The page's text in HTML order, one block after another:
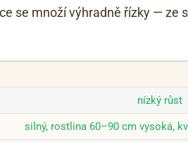
se množí výhradně řízky —
nízký růst
silný, rostlina 60–90 cm vysoká,